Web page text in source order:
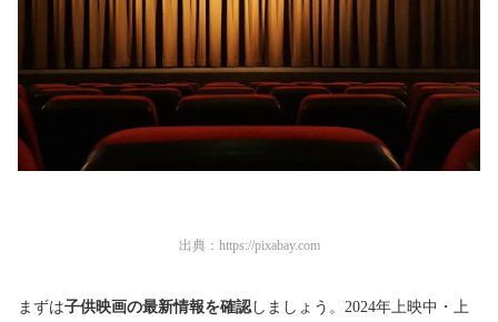
出典： https://pixabay.com
まずは子供映画の最新情報を確認しましょう。2024年上映中・上